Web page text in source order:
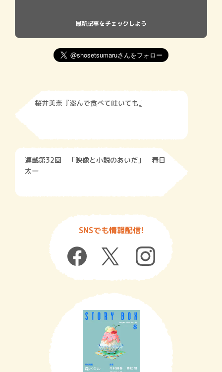
最新記事をチェックしよう
桜井美奈『盗んで食べて吐いても』
連載第32回 「映像と小説のあいだ」 春日
太一
SNSでも情報配信!